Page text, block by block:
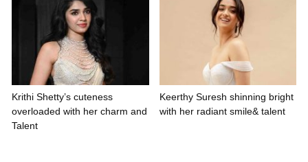
Krithi Shetty’s cuteness
overloaded with her charm and
Talent
Keerthy Suresh shinning bright
with her radiant smile& talent